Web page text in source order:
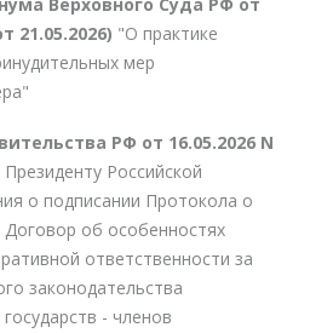
21.05.2026) "О практике
мер
РФ от 16.05.2026 N
Российской
о подписании Протокола о
Договор об особенностях
ответственности за
законодательства
- членов